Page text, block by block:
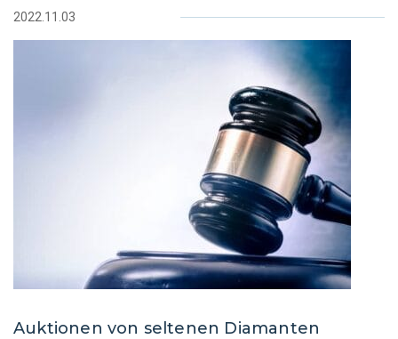
2022.11.03
Auktionen von seltenen Diamanten